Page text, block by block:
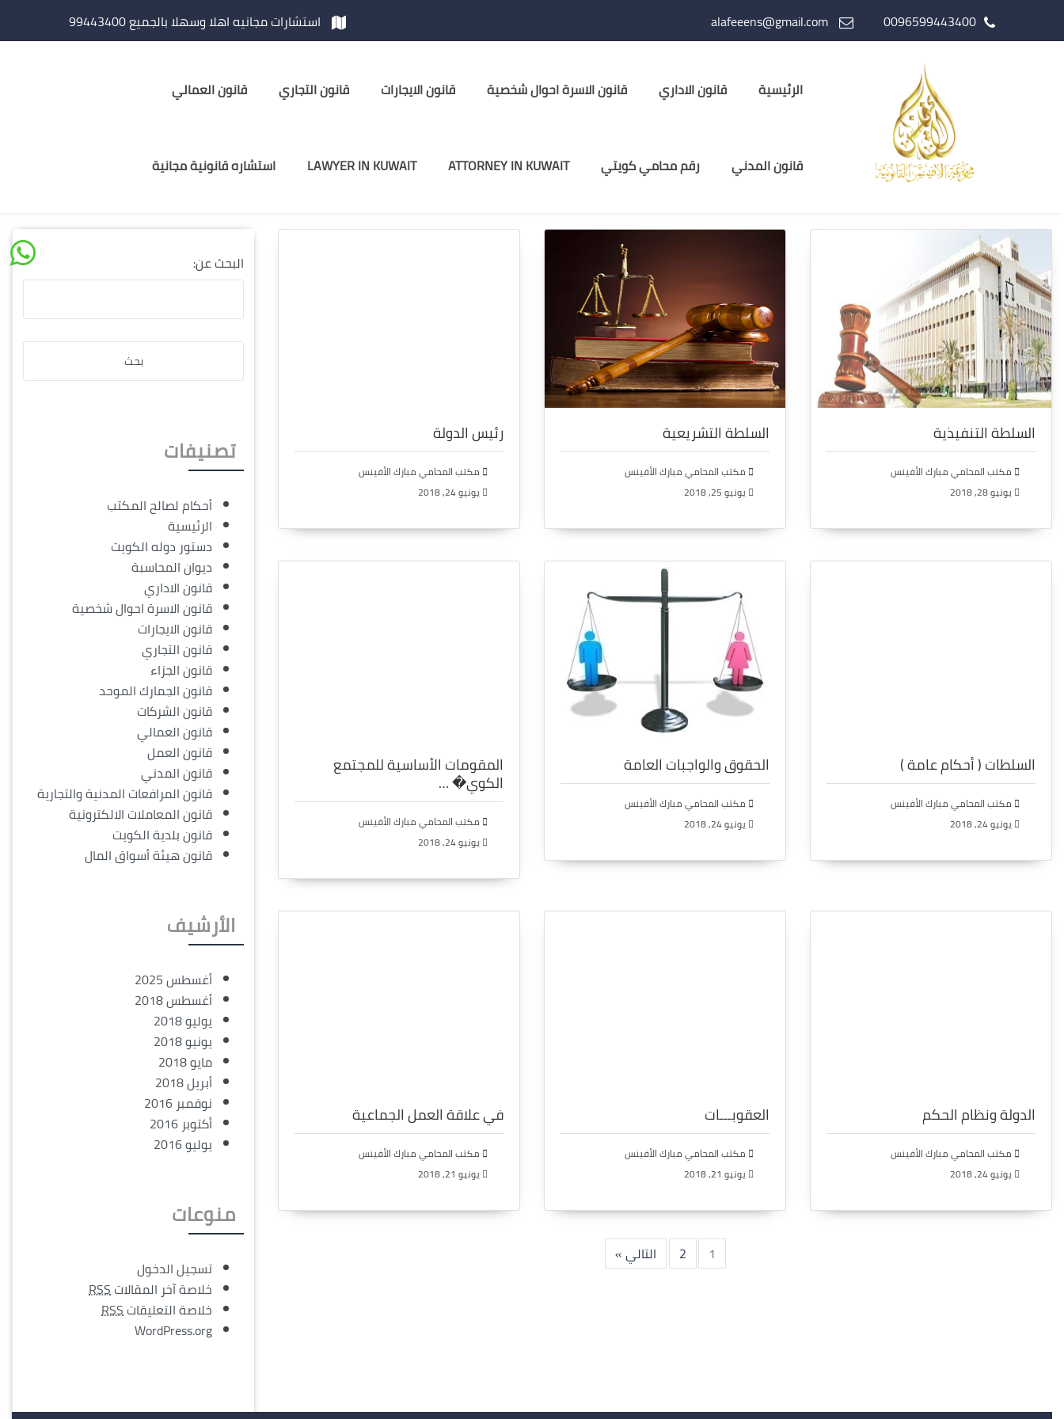
0096599443400 استشارات مجانيه اهلا وسهلا بالجميع 99443400
الرئيسية قانون الاداري قانون الاسرة احوال شخصية قانون الايجارات قانون التجاري قانون العمالي
قانون المدني رقم محامي كويتي ATTORNEY IN KUWAIT
LAWYER IN KUWAIT استشاره قانونية مجانية
السلطة التنفيذية
مكتب المحامي مبارك الأفينس
يونيو 28, 2018
السلطة التشريعية
مكتب المحامي مبارك الأفينس
يونيو 25, 2018
رئيس الدولة
مكتب المحامي مبارك الأفينس
يونيو 24, 2018
السلطات ( أحكام عامة )
مكتب المحامي مبارك الأفينس
يونيو 24, 2018
الحقوق والواجبات العامة
مكتب المحامي مبارك الأفينس
يونيو 24, 2018
المقومات الأساسية للمجتمع
الكوي� …
مكتب المحامي مبارك الأفينس
يونيو 24, 2018
الدولة ونظام الحكم
مكتب المحامي مبارك الأفينس
يونيو 24, 2018
العقوبـــات
مكتب المحامي مبارك الأفينس
يونيو 21, 2018
في علاقة العمل الجماعية
مكتب المحامي مبارك الأفينس
يونيو 21, 2018
1
2 التالي »
البحث عن:
تصنيفات
أحكام لصالح المكتب
الرئيسية
دستور دوله الكويت
ديوان المحاسبة
قانون الاداري
قانون الاسرة احوال شخصية
قانون الايجارات
قانون التجاري
قانون الجزاء
قانون الجمارك الموحد
قانون الشركات
قانون العمالي
قانون العمل
قانون المدني
قانون المرافعات المدنية والتجارية
قانون المعاملات الالكترونية
قانون بلدية الكويت
قانون هيئة أسواق المال
الأرشيف
أغسطس 2025
أغسطس 2018
يوليو 2018
يونيو 2018
مايو 2018
أبريل 2018
نوفمبر 2016
أكتوبر 2016
يوليو 2016
منوعات
تسجيل الدخول
خلاصة آخر المقالاتRSS
خلاصة التعليقاتRSS
WordPress.org